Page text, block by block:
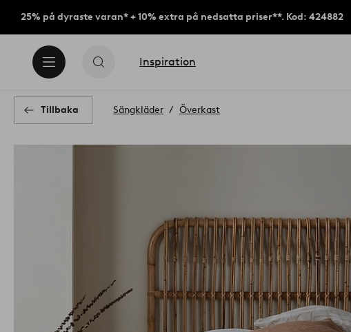
25% på dyraste varan* + 10% extra på nedsatta priser**. Kod: 424882
Inspiration
Tillbaka Sängkläder Överkast